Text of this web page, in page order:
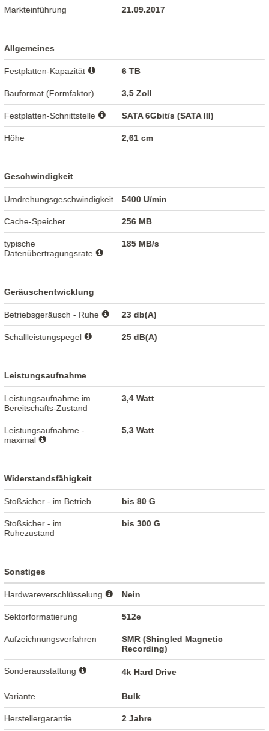
Markteinführung 21.09.2017
Allgemeines
Festplatten-Kapazität 6 TB
Bauformat (Formfaktor) 3,5 Zoll
Festplatten-Schnittstelle SATA 6Gbit/s (SATA III)
Höhe 2,61 cm
Geschwindigkeit
Umdrehungsgeschwindigkeit 5400 U/min
Cache-Speicher 256 MB
typische
Datenübertragungsrate
185 MB/s
Geräuschentwicklung
Betriebsgeräusch - Ruhe 23 db(A)
Schallleistungspegel 25 dB(A)
Leistungsaufnahme
Leistungsaufnahme im
Bereitschafts-Zustand
3,4 Watt
Leistungsaufnahme -
maximal
5,3 Watt
Widerstandsfähigkeit
Stoßsicher - im Betrieb bis 80 G
Stoßsicher - im
Ruhezustand
bis 300 G
Sonstiges
Hardwareverschlüsselung Nein
Sektorformatierung 512e
Aufzeichnungsverfahren
SMR (Shingled Magnetic
Recording)
Sonderausstattung 4k Hard Drive
Variante Bulk
Herstellergarantie 2 Jahre